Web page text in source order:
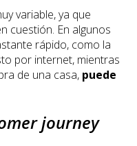
variable, ya que
cuestión. En algunos
rápido, como la
por internet, mientras
de una casa, puede
journey